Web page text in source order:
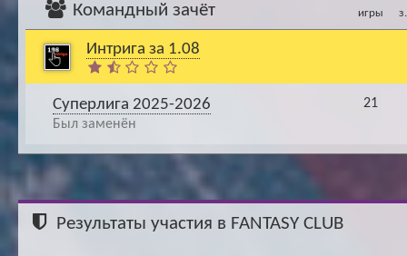
Командный зачёт игры
Интрига за 1.08
Суперлига 2025-2026
Был заменён
21
Результаты участия в FANTASY CLUB